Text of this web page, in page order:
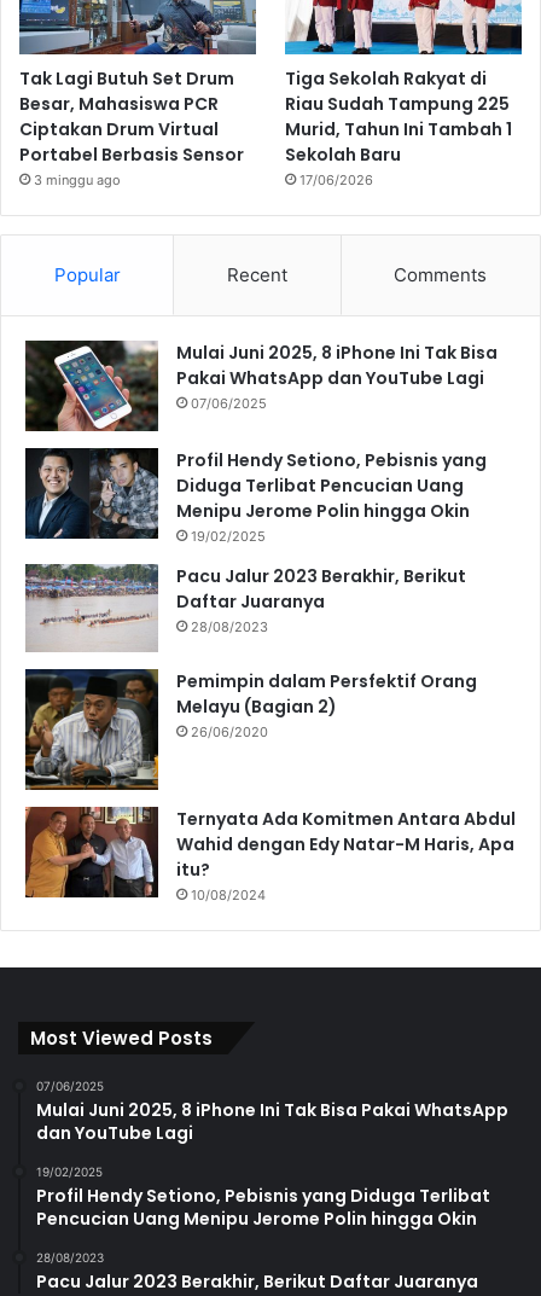
Tak Lagi Butuh Set Drum
Besar, Mahasiswa PCR
Ciptakan Drum Virtual
Portabel Berbasis Sensor
3 minggu ago
Tiga Sekolah Rakyat di
Riau Sudah Tampung 225
Murid, Tahun Ini Tambah 1
Sekolah Baru
17/06/2026
Popular Recent Comments
Mulai Juni 2025, 8 iPhone Ini Tak Bisa
Pakai WhatsApp dan YouTube Lagi
07/06/2025
Profil Hendy Setiono, Pebisnis yang
Diduga Terlibat Pencucian Uang
Menipu Jerome Polin hingga Okin
19/02/2025
Pacu Jalur 2023 Berakhir, Berikut
Daftar Juaranya
28/08/2023
Pemimpin dalam Persfektif Orang
Melayu (Bagian 2)
26/06/2020
Ternyata Ada Komitmen Antara Abdul
Wahid dengan Edy Natar-M Haris, Apa
itu?
10/08/2024
Most Viewed Posts
07/06/2025
Mulai Juni 2025, 8 iPhone Ini Tak Bisa Pakai WhatsApp
dan YouTube Lagi
19/02/2025
Profil Hendy Setiono, Pebisnis yang Diduga Terlibat
Pencucian Uang Menipu Jerome Polin hingga Okin
28/08/2023
Pacu Jalur 2023 Berakhir, Berikut Daftar Juaranya